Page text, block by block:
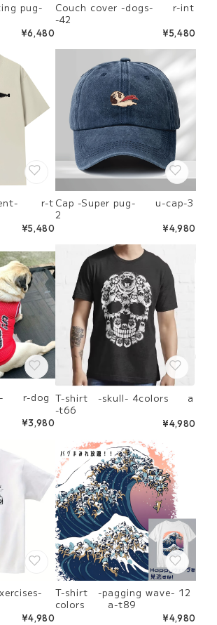
pug-
¥6,480
Couch cover -dogs- r-int
-42
¥5,480
r-t
¥5,480
Cap -Super pug- u-cap-3
2
¥4,980
r-dog
¥3,980
T-shirt -skull- 4colors a
-t66
¥4,980
¥4,980
T-shirt -pagging wave- 12
colors a-t89
¥4,980